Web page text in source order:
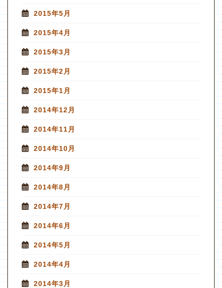
2015年5月
2015年4月
2015年3月
2015年2月
2015年1月
2014年12月
2014年11月
2014年10月
2014年9月
2014年8月
2014年7月
2014年6月
2014年5月
2014年4月
2014年3月